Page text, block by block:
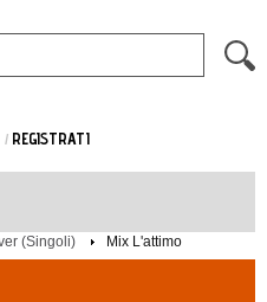
REGISTRATI
(Singoli) Mix L'attimo